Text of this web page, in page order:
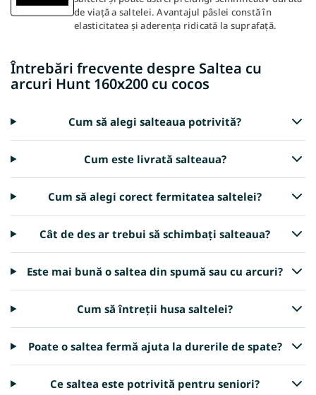
de viață a saltelei. Avantajul pâslei constă în
elasticitatea și aderența ridicată la suprafață.
Întrebări frecvente despre Saltea cu
arcuri Hunt 160x200 cu cocos
Cum să alegi salteaua potrivită?
Cum este livrată salteaua?
Cum să alegi corect fermitatea saltelei?
Cât de des ar trebui să schimbați salteaua?
Este mai bună o saltea din spumă sau cu arcuri?
Cum să întreții husa saltelei?
Poate o saltea fermă ajuta la durerile de spate?
Ce saltea este potrivită pentru seniori?